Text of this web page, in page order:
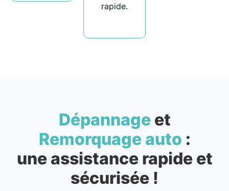
rapide.
Dépannageet
Remorquage auto :
une assistance rapide et
sécurisée !